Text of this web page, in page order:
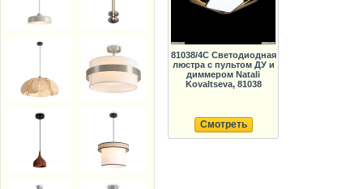
81038/4C Светодиодная
люстра с пультом ДУ и
диммером Natali
Kovaltseva, 81038
Смотреть